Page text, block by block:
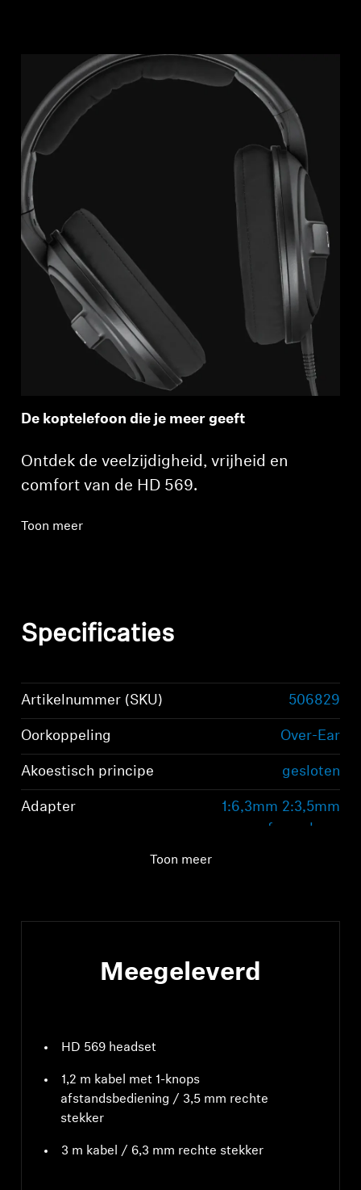
De koptelefoon die je meer geeft
Ontdek de veelzijdigheid, vrijheid en
comfort van de HD 569.
Toon meer
Specificaties
Artikelnummer (SKU) 506829
Oorkoppeling Over-Ear
Akoestisch principe gesloten
Adapter
1:6,3mm 2:3,5mm
afneembaar
Toon meer
Meegeleverd
HD 569 headset
1,2 m kabel met 1-knops
afstandsbediening / 3,5 mm rechte
stekker
3 m kabel / 6,3 mm rechte stekker